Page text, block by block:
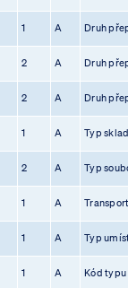
1 A Druh
2 A Druh
2 A Druh
1 A Typ
2 A Typ
1 A
1 A Typ
1 A Kód